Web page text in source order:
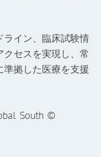
ライン、臨床試験情
セスを実現し、常
準拠した医療を支援